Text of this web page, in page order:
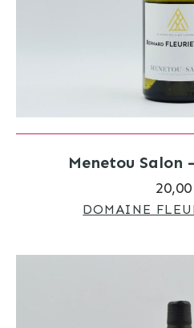
Menetou Salon
DOMAINE